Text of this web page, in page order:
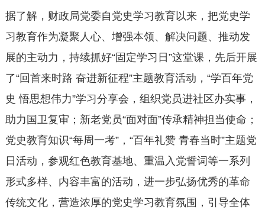
据了解，财政局党委自党史学习教育以来，把党史学
习教育作为凝聚人心、增强本领、解决问题、推动发
展的主动力，持续抓好“固定学习日”这堂课，先后开展
了“回首来时路 奋进新征程”主题教育活动，“学百年党
史 悟思想伟力”学习分享会，组织党员进社区办实事，
助力国卫复审；新老党员“面对面”传承精神担当使命；
党史教育知识“每周一考”，“百年礼赞 青春当时”主题党
日活动，参观红色教育基地、重温入党誓词等一系列
形式多样、内容丰富的活动，进一步弘扬优秀的革命
传统文化，营造浓厚的党史学习教育氛围，引导全体